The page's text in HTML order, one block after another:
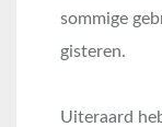
sommige
gisteren.
Uiteraard